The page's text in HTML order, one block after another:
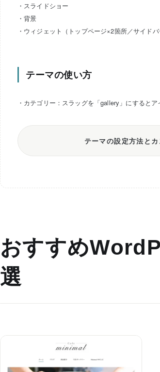
・スライドショー
・背景
・ウィジェット（トップページ×2箇所／サイドバ
テーマの使い方
・カテゴリー：スラッグを「gallery」にすると
テーマの設定方法と
おすすめ
選